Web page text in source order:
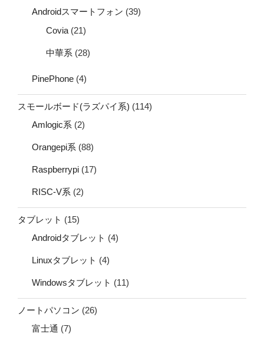
Androidスマートフォン (39)
Covia (21)
中華系 (28)
PinePhone (4)
スモールボード(ラズパイ系) (114)
Amlogic系 (2)
Orangepi系 (88)
Raspberrypi (17)
RISC-V系 (2)
タブレット (15)
Androidタブレット (4)
Linuxタブレット (4)
Windowsタブレット (11)
ノートパソコン (26)
富士通 (7)